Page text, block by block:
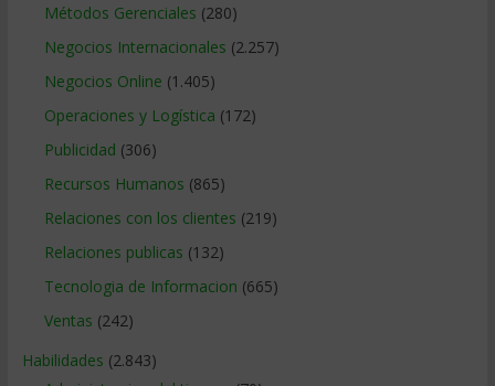
Métodos Gerenciales (280)
Negocios Internacionales (2.257)
Negocios Online (1.405)
Operaciones y Logística (172)
Publicidad (306)
Recursos Humanos (865)
Relaciones con los clientes (219)
Relaciones publicas (132)
Tecnologia de Informacion (665)
Ventas (242)
Habilidades (2.843)